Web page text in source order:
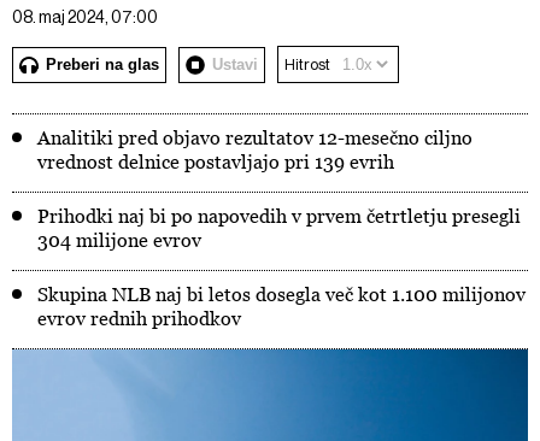
08. maj 2024, 07:00
Preberi na glas Ustavi Hitrost
Analitiki pred objavo rezultatov 12-mesečno ciljno
vrednost delnice postavljajo pri 139 evrih
Prihodki naj bi po napovedih v prvem četrtletju presegli
304 milijone evrov
Skupina NLB naj bi letos dosegla več kot 1.100 milijonov
evrov rednih prihodkov